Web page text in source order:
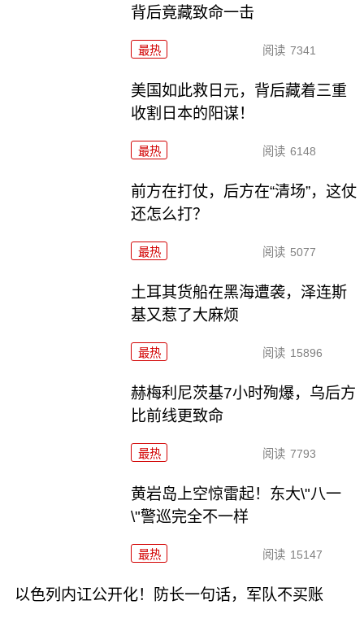
背后竟藏致命一击
最热 阅读 7341
美国如此救日元，背后藏着三重
收割日本的阳谋！
最热 阅读 6148
前方在打仗，后方在“清场”，这仗
还怎么打？
最热 阅读 5077
土耳其货船在黑海遭袭，泽连斯
基又惹了大麻烦
最热 阅读 15896
赫梅利尼茨基7小时殉爆，乌后方
比前线更致命
最热 阅读 7793
黄岩岛上空惊雷起！东大\"八一
\"警巡完全不一样
最热 阅读 15147
以色列内讧公开化！防长一句话，军队不买账